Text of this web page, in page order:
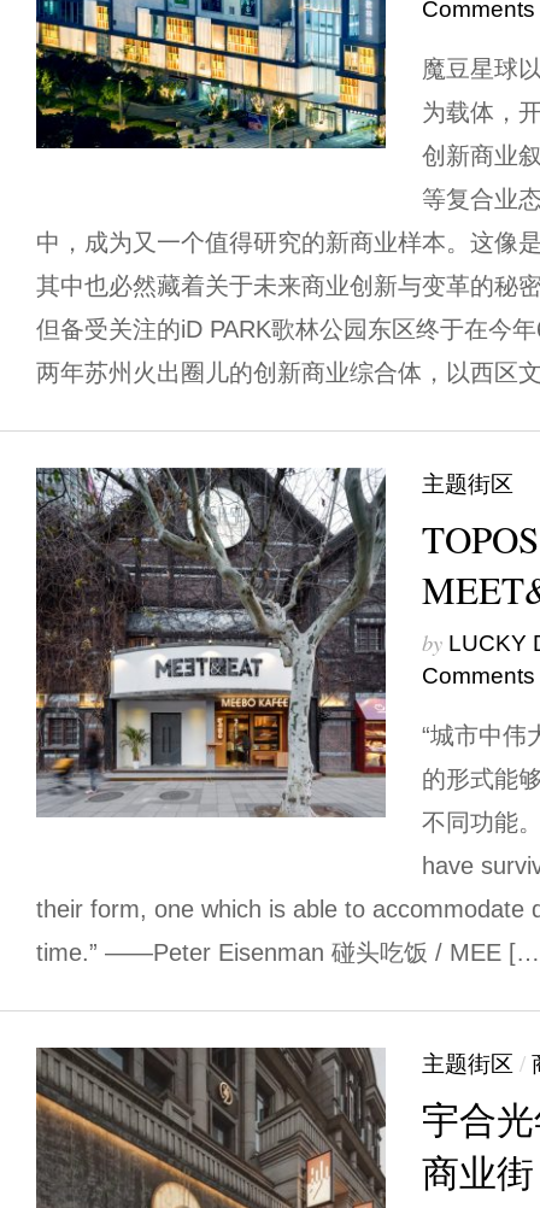
Comments
魔豆星球
为载体，
创新商业
等复合业
中，成为又一个值得研究的新商业样本。这像
其中也必然藏着关于未来商业创新与变革的秘
但备受关注的iD PARK歌林公园东区终于在今
两年苏州火出圈儿的创新商业综合体，以西区
主题街区
by LUCKY
Comments
“城市中伟
的形式能
不同功能
have
their form, one which is able to accommodate
time.” ——Peter Eisenman 碰头吃饭 / MEE
主题街区 /
宇合
商业街